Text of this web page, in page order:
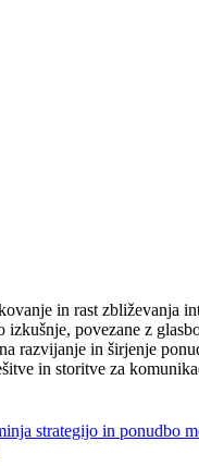
in rast zbliževanja
povezane z
razvijanje in širjenje
in storitve za
strategijo in ponudbo